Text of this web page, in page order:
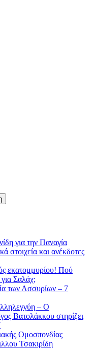
για την Παναγία
στοιχεία και ανέκδοτες
εκατομμυρίου! Πού
Σαλάχ;
των Ασσυρίων – 7
– Ο
Βατολάκκου στηρίζει
Ομοσπονδίας
Τσακιρίδη